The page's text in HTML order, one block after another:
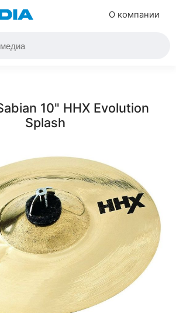
О компании
10" HHX Evolution
Splash